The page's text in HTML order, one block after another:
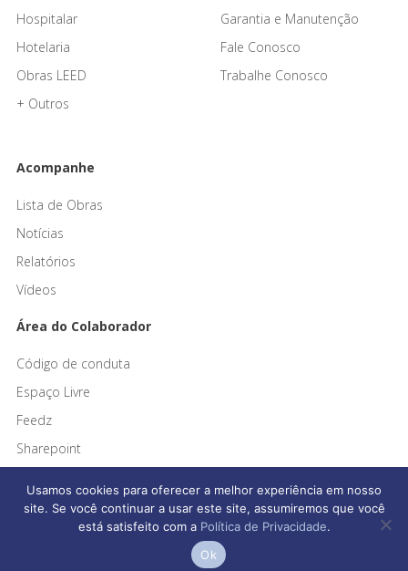
Hospitalar
Hotelaria
Obras LEED
+ Outros
Garantia e Manutenção
Fale Conosco
Trabalhe Conosco
Acompanhe
Lista de Obras
Notícias
Relatórios
Vídeos
Área do Colaborador
Código de conduta
Espaço Livre
Feedz
Sharepoint
Afonso França Engenharia © 2026 Todos os direitos reservados
Usamos cookies para oferecer a melhor experiência em nosso
site. Se você continuar a usar este site, assumiremos que você
está satisfeito com a Política de Privacidade.
Ok